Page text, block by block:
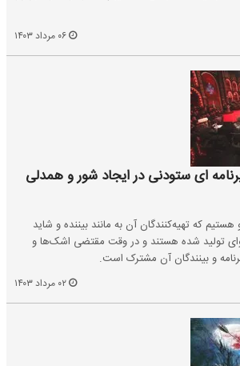
ای ستودنی در ایجاد شور و همدلی
هستیم که تهیه‌کنندگان آن به مانند بیننده و شاید
تولید شده هستند و در وقت مقتضی اشک‌ها و
و بینندگان آن مشترک است.